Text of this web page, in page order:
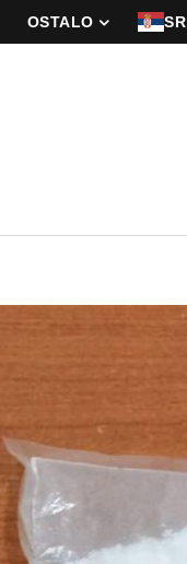
OSTALO SR